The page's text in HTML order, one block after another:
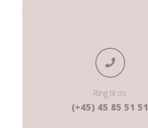
Ring til os:
(+45) 45 85 51 51